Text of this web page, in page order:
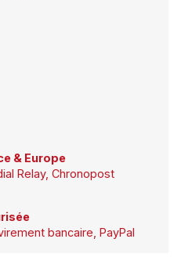
& Europe
Relay, Chronopost
bancaire, PayPal